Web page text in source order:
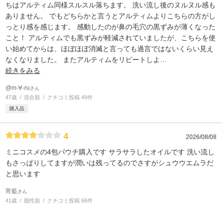
ちはアルティム同様スルスル落ちます。 洗い流し後のヌルヌル感も
ありません。 でもどちらかと言うとアルティムよりこちらの方がし
っとり感を感じます。 感動したのが鼻の毛穴の黒ずみが薄くなった
こと！ アルティムでも黒ずみが軽減されていましたが、こちらを使
い始めてからは、ほぼほぼ消滅と言っても過言ではないくらい見え
なくなりました。 またアルティムをリピートしよ
続きをみる
@m-∀-ruさん
47歳 混合肌 クチコミ投稿 49件
購入品
4 2026/08/08
ミニコスメの4包パウチ購入です サラサラしたオイルです 洗い流し
もさっぱりしてますが潤いは残ってるのでさすがシュウウエムラだ
と思います
宵藍さん
41歳 脂性肌 クチコミ投稿 66件